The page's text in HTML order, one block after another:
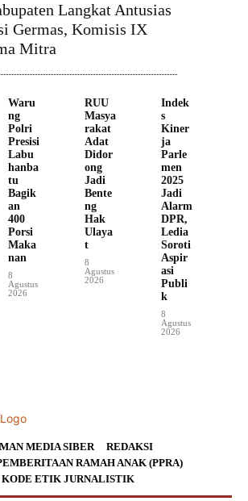
Langkat Antusias
Germas, Komisis IX
Mitra
Waru
ng
Polri
Presisi
Labu
hanba
tu
Bagik
an
400
Porsi
Maka
nan
8
Agustus
2026
RUU
Masya
rakat
Adat
Didor
ong
Jadi
Bente
ng
Hak
Ulaya
t
8
Agustus
2026
Indek
s
Kiner
ja
Parle
men
2025
Jadi
Alarm
DPR,
Ledia
Soroti
Aspir
asi
Publi
k
8
Agustus
2026
MEDIA SIBER
REDAKSI
RAMAH ANAK (PPRA)
KODE ETIK JURNALISTIK